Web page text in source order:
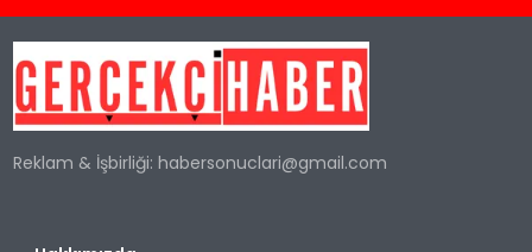
Reklam & İşbirliği:habersonuclari@gmail.com